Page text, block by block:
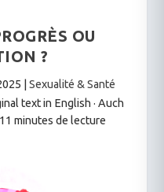
OU
?
Sexualité & Santé
text in English · Auch
11 minutes de lecture